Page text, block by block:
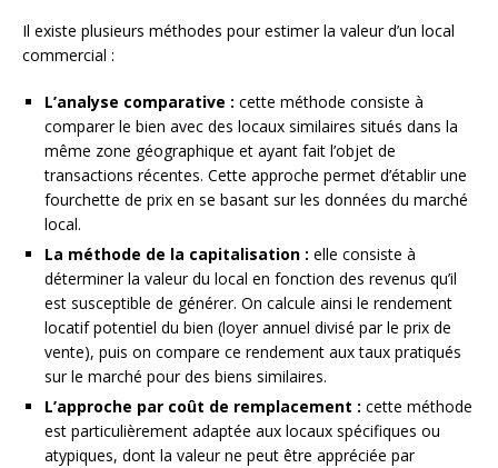
Il existe plusieurs méthodes pour estimer la valeur d’un local
commercial :
L’analyse comparative : cette méthode consiste à
comparer le bien avec des locaux similaires situés dans la
même zone géographique et ayant fait l’objet de
transactions récentes. Cette approche permet d’établir une
fourchette de prix en se basant sur les données du marché
local.
La méthode de la capitalisation : elle consiste à
déterminer la valeur du local en fonction des revenus qu’il
est susceptible de générer. On calcule ainsi le rendement
locatif potentiel du bien (loyer annuel divisé par le prix de
vente), puis on compare ce rendement aux taux pratiqués
sur le marché pour des biens similaires.
L’approche par coût de remplacement : cette méthode
est particulièrement adaptée aux locaux spécifiques ou
atypiques, dont la valeur ne peut être appréciée par